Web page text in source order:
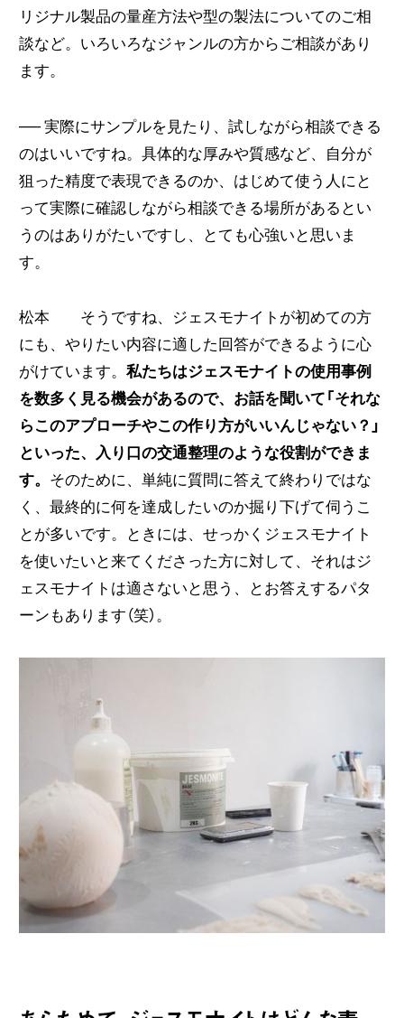
リジナル製品の量産方法や型の製法についてのご相
談など。いろいろなジャンルの方からご相談があり
ます。
──実際にサンプルを見たり、試しながら相談できる
のはいいですね。具体的な厚みや質感など、自分が
狙った精度で表現できるのか、はじめて使う人にと
って実際に確認しながら相談できる場所があるとい
うのはありがたいですし、とても心強いと思いま
す。
松本 そうですね、ジェスモナイトが初めての方
にも、やりたい内容に適した回答ができるように心
がけています。 私たちはジェスモナイトの使用事例
を数多く見る機会があるので、お話を聞いて「それな
らこのアプローチやこの作り方がいいんじゃない？」
といった、入り口の交通整理のような役割ができま
す。 そのために、単純に質問に答えて終わりではな
く、最終的に何を達成したいのか掘り下げて伺うこ
とが多いです。ときには、せっかくジェスモナイト
を使いたいと来てくださった方に対して、それはジ
ェスモナイトは適さないと思う、とお答えするパタ
ーンもあります（笑）。